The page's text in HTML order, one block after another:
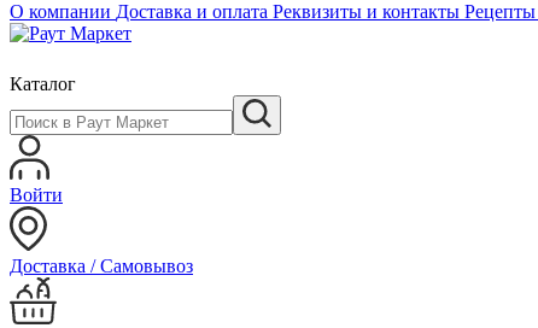
О компании Доставка и оплата Реквизиты и контакты Рецепты
Каталог
Войти
Доставка / Самовывоз